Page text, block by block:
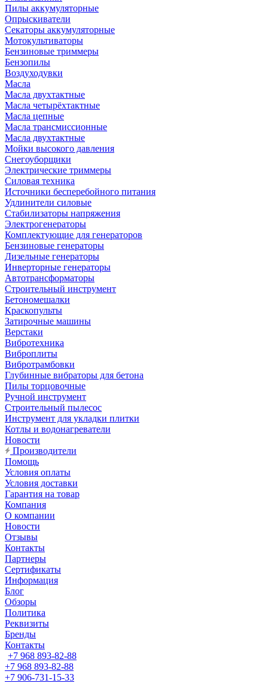
Пилы аккумуляторные
Опрыскиватели
Секаторы аккумуляторные
Мотокультиваторы
Бензиновые триммеры
Бензопилы
Воздуходувки
Масла
Масла двухтактные
Масла четырёхтактные
Масла цепные
Масла трансмиссионные
Масла двухтактные
Мойки высокого давления
Снегоуборщики
Электрические триммеры
Силовая техника
Источники бесперебойного питания
Удлинители силовые
Стабилизаторы напряжения
Электрогенераторы
Комплектующие для генераторов
Бензиновые генераторы
Дизельные генераторы
Инверторные генераторы
Автотрансформаторы
Строительный инструмент
Бетономешалки
Краскопульты
Затирочные машины
Верстаки
Вибротехника
Виброплиты
Вибротрамбовки
Глубинные вибраторы для бетона
Пилы торцовочные
Ручной инструмент
Строительный пылесос
Инструмент для укладки плитки
Котлы и водонагреватели
Новости
Производители
Помощь
Условия оплаты
Условия доставки
Гарантия на товар
Компания
О компании
Новости
Отзывы
Контакты
Партнеры
Сертификаты
Информация
Блог
Обзоры
Политика
Реквизиты
Бренды
Контакты
+7 968 893-82-88
+7 968 893-82-88
+7 906-731-15-33